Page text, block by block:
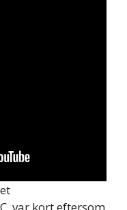
var kort eftersom